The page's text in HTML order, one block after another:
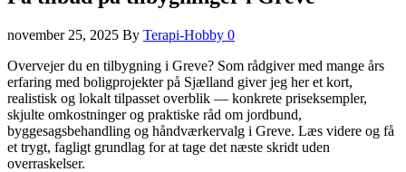
november 25, 2025 By Terapi-Hobby 0
Overvejer du en tilbygning i Greve? Som rådgiver med mange års
erfaring med boligprojekter på Sjælland giver jeg her et kort,
realistisk og lokalt tilpasset overblik — konkrete priseksempler,
skjulte omkostninger og praktiske råd om jordbund,
byggesagsbehandling og håndværkervalg i Greve. Læs videre og få
et trygt, fagligt grundlag for at tage det næste skridt uden
overraskelser.